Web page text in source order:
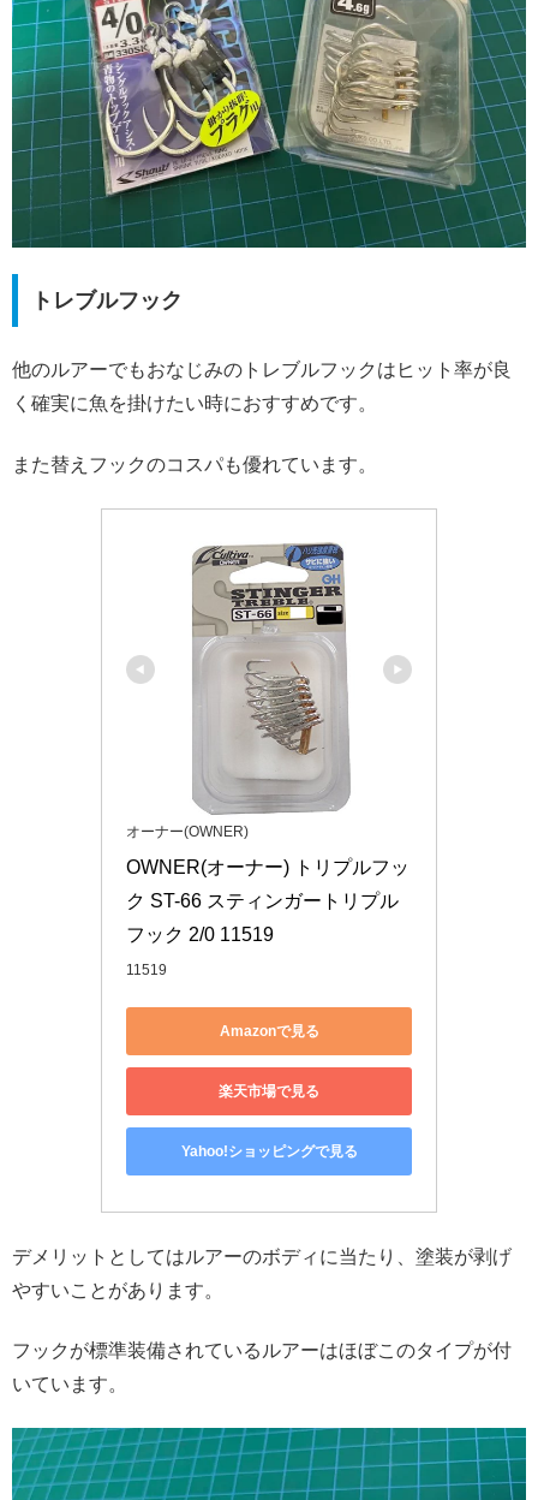
トレブルフック
他のルアーでもおなじみのトレブルフックはヒット率が良
く確実に魚を掛けたい時におすすめです。
また替えフックのコスパも優れています。
オーナー(OWNER)
OWNER(オーナー) トリプルフッ
ク ST-66 スティンガートリプル
フック 2/0 11519
11519
Amazonで見る
楽天市場で見る
Yahoo!ショッピングで見る
デメリットとしてはルアーのボディに当たり、塗装が剥げ
やすいことがあります。
フックが標準装備されているルアーはほぼこのタイプが付
いています。